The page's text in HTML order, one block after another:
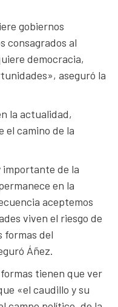
gobiernos
consagrados al
democracia,
aseguró la
la actualidad,
el camino de la
importante de la
en la
aceptemos
viven el riesgo de
formas del
Áñez.
tienen que ver
«el caudillo y su